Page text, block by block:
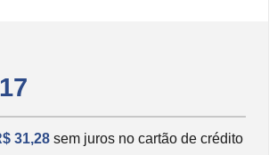
31,28 sem juros no cartão de crédito